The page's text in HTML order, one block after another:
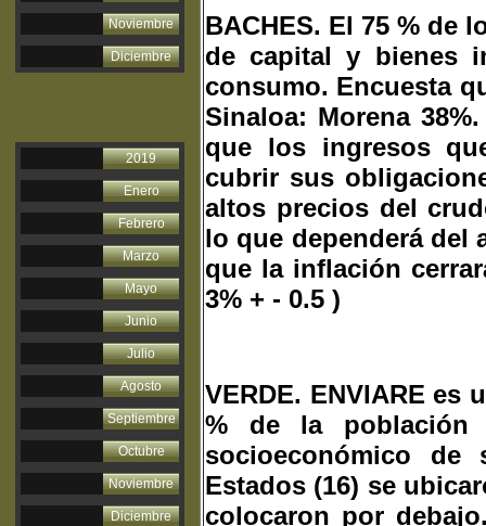
Noviembre
Diciembre
2019
Enero
Febrero
Marzo
Mayo
Junio
Julio
Agosto
Septiembre
Octubre
Noviembre
Diciembre
BACHES. El 75 % de
de capital y bienes
consumo. Encuesta
Sinaloa: Morena
que los ingresos
cubrir sus
altos precios del
lo que dependerá del
que la inflación
3% + - 0.5 )
VERDE. ENVIARE es
% de la
socioeconómico
Estados (16) se
colocaron por